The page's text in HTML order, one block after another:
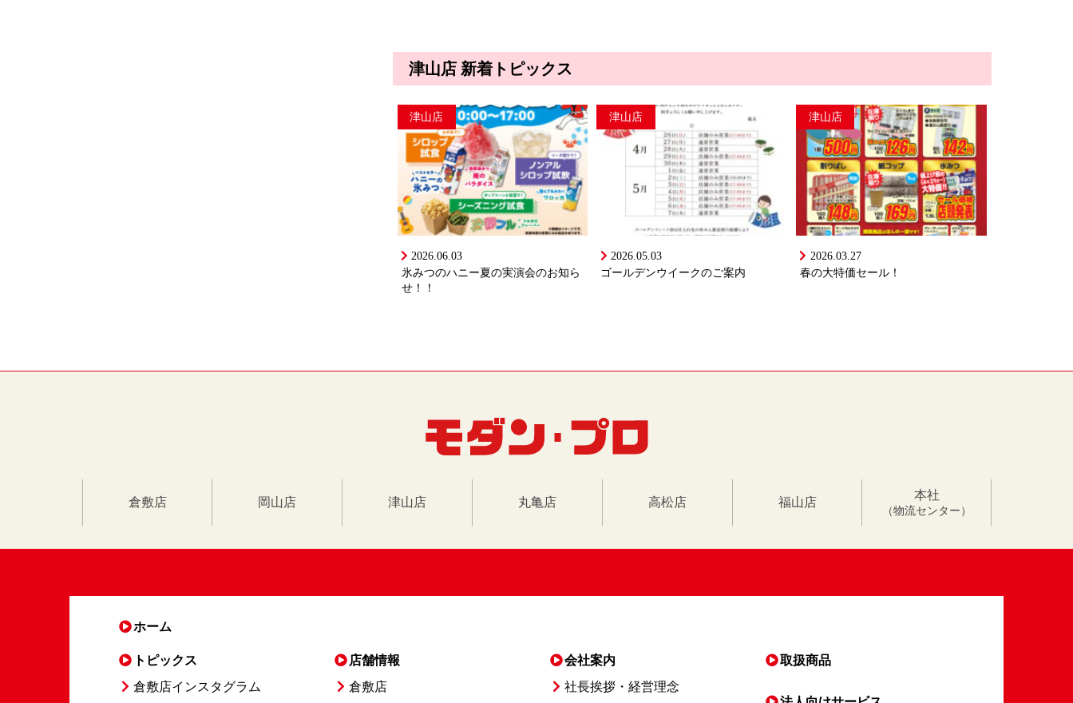
津山店 新着トピックス
津山店
2026.06.03
氷みつのハニー夏の実演会のお知ら
せ！！
津山店
2026.05.03
ゴールデンウイークのご案内
津山店
2026.03.27
春の大特価セール！
倉敷店 岡山店 津山店 丸亀店 高松店 福山店
本社
（物流センター）
ホーム
トピックス
倉敷店インスタグラム
店舗情報
倉敷店
会社案内
社長挨拶・経営理念
取扱商品